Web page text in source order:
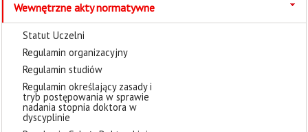
Wewnętrzne akty normatywne
Statut Uczelni
Regulamin organizacyjny
Regulamin studiów
Regulamin określający zasady i
tryb postępowania w sprawie
nadania stopnia doktora w
dyscyplinie